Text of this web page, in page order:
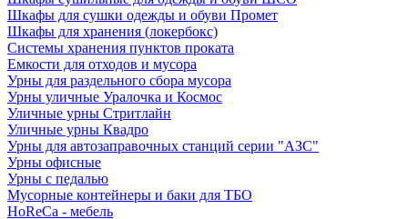
Шкафы для сушки одежды и обуви Промет
Шкафы для хранения (локербокс)
Системы хранения пунктов проката
Емкости для отходов и мусора
Урны для раздельного сбора мусора
Урны уличные Уралочка и Космос
Уличные урны Стритлайн
Уличные урны Квадро
Урны для автозаправочных станций серии "АЗС"
Урны офисные
Урны с педалью
Мусорные контейнеры и баки для ТБО
HoReCa - мебель